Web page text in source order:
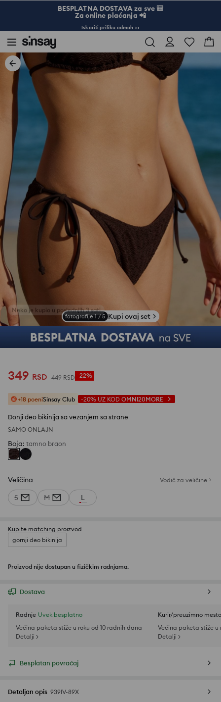
BESPLATNA DOSTAVA za sve 🎒
Za online plaćanja 📲
Iskoriti priliku odmah >>
fotografije 1 /5 Kupi ovaj set
349 RSD 449 RSD -22%
+18 poeniSinsay Club -20% UZ KOD OMNI20MORE
Donji deo bikinija sa vezanjem sa strane
SAMO ONLAJN
Boja: tamno braon
Veličina Vodič za veličine
S M L
Kupite matching proizvod
gornji deo bikinija
Proizvod nije dostupan u fizičkim radnjama.
Dostava
Radnje Uvek besplatno
Većina paketa stiže u roku od 10 radnih dana
Detalji >
Kurir/preuzimno mesto
Većina paketa stiže u
Detalji >
Besplatan povraćaj
Detaljan opis 939IV-89X